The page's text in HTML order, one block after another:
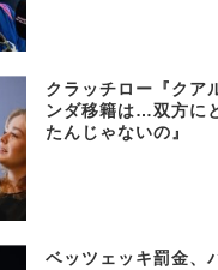
クラッチロー『クア
ンダ移籍は…双方に
たんじゃないの』
ベッツェッキ罰金、